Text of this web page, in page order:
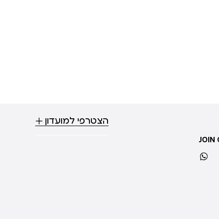
JOIN
whatsapp
הצטרפי למועדון